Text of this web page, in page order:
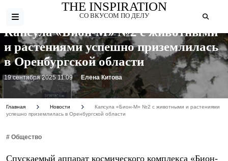
THE INSPIRATION
СО ВКУСОМ ПО ДЕЛУ
Капсула «Бион-М» №2 с животными
и растениями успешно приземлилась
в Оренбургской области
19 сентября 2025 11:09 Елена Китова
Главная Новости
Капсула «Бион-М» №2 с животными и растениями
успешно приземлилась в Оренбургской области
# Общество
Спускаемый аппарат космического комплекса «Бион-